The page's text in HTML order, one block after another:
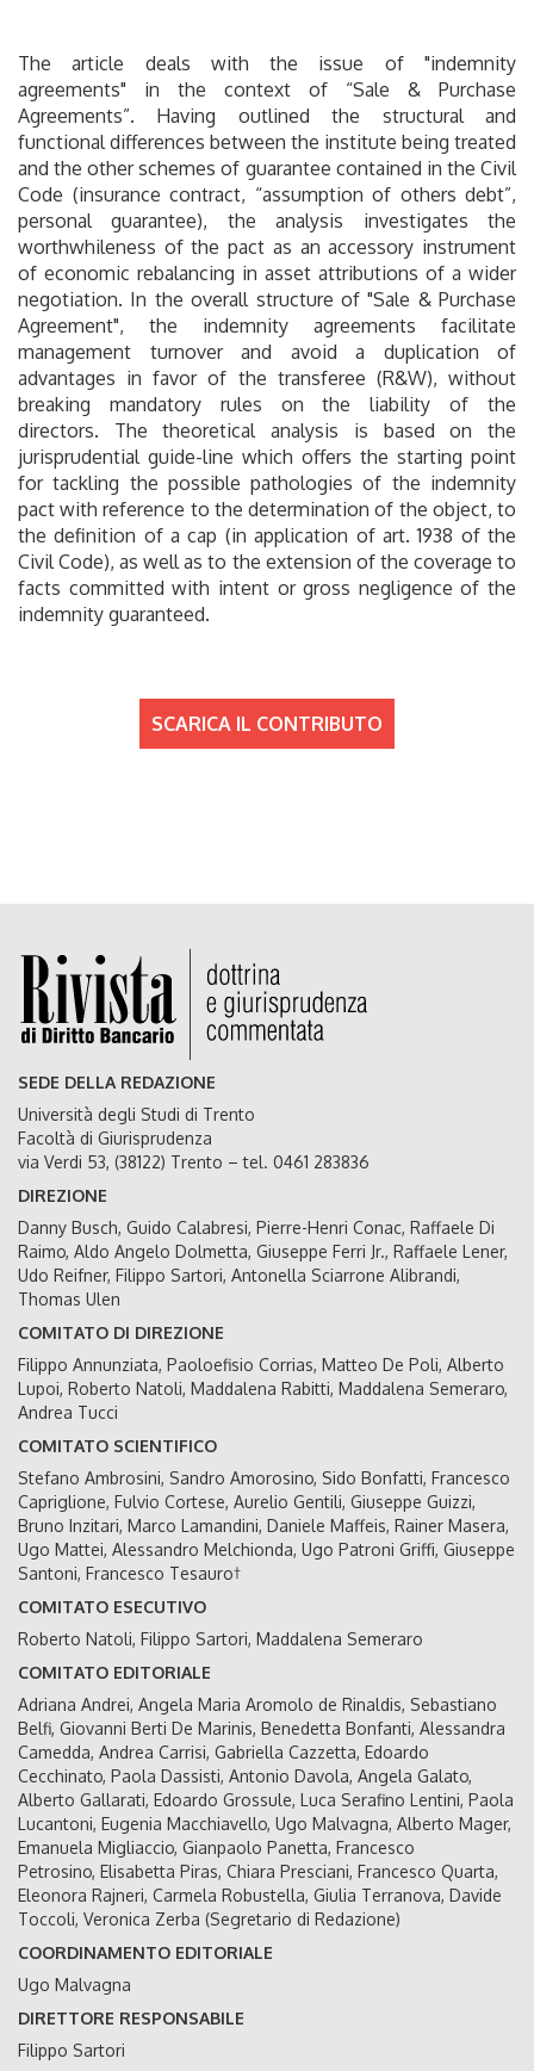
The article deals with the issue of "indemnity
agreements" in the context of “Sale & Purchase
Agreements”. Having outlined the structural and
functional differences between the institute being treated
and the other schemes of guarantee contained in the Civil
Code (insurance contract, “assumption of others debt”,
personal guarantee), the analysis investigates the
worthwhileness of the pact as an accessory instrument
of economic rebalancing in asset attributions of a wider
negotiation. In the overall structure of "Sale & Purchase
Agreement", the indemnity agreements facilitate
management turnover and avoid a duplication of
advantages in favor of the transferee (R&W), without
breaking mandatory rules on the liability of the
directors. The theoretical analysis is based on the
jurisprudential guide-line which offers the starting point
for tackling the possible pathologies of the indemnity
pact with reference to the determination of the object, to
the definition of a cap (in application of art. 1938 of the
Civil Code), as well as to the extension of the coverage to
facts committed with intent or gross negligence of the
indemnity guaranteed.
SCARICA IL CONTRIBUTO
SEDE DELLA REDAZIONE
Università degli Studi di Trento
Facoltà di Giurisprudenza
via Verdi 53, (38122) Trento – tel. 0461 283836
DIREZIONE
Danny Busch, Guido Calabresi, Pierre-Henri Conac, Raffaele Di
Raimo, Aldo Angelo Dolmetta, Giuseppe Ferri Jr., Raffaele Lener,
Udo Reifner, Filippo Sartori, Antonella Sciarrone Alibrandi,
Thomas Ulen
COMITATO DI DIREZIONE
Filippo Annunziata, Paoloefisio Corrias, Matteo De Poli, Alberto
Lupoi, Roberto Natoli, Maddalena Rabitti, Maddalena Semeraro,
Andrea Tucci
COMITATO SCIENTIFICO
Stefano Ambrosini, Sandro Amorosino, Sido Bonfatti, Francesco
Capriglione, Fulvio Cortese, Aurelio Gentili, Giuseppe Guizzi,
Bruno Inzitari, Marco Lamandini, Daniele Maffeis, Rainer Masera,
Ugo Mattei, Alessandro Melchionda, Ugo Patroni Griffi, Giuseppe
Santoni, Francesco Tesauro†
COMITATO ESECUTIVO
Roberto Natoli, Filippo Sartori, Maddalena Semeraro
COMITATO EDITORIALE
Adriana Andrei, Angela Maria Aromolo de Rinaldis, Sebastiano
Belfi, Giovanni Berti De Marinis, Benedetta Bonfanti, Alessandra
Camedda, Andrea Carrisi, Gabriella Cazzetta, Edoardo
Cecchinato, Paola Dassisti, Antonio Davola, Angela Galato,
Alberto Gallarati, Edoardo Grossule, Luca Serafino Lentini, Paola
Lucantoni, Eugenia Macchiavello, Ugo Malvagna, Alberto Mager,
Emanuela Migliaccio, Gianpaolo Panetta, Francesco
Petrosino, Elisabetta Piras, Chiara Presciani, Francesco Quarta,
Eleonora Rajneri, Carmela Robustella, Giulia Terranova, Davide
Toccoli, Veronica Zerba (Segretario di Redazione)
COORDINAMENTO EDITORIALE
Ugo Malvagna
DIRETTORE RESPONSABILE
Filippo Sartori